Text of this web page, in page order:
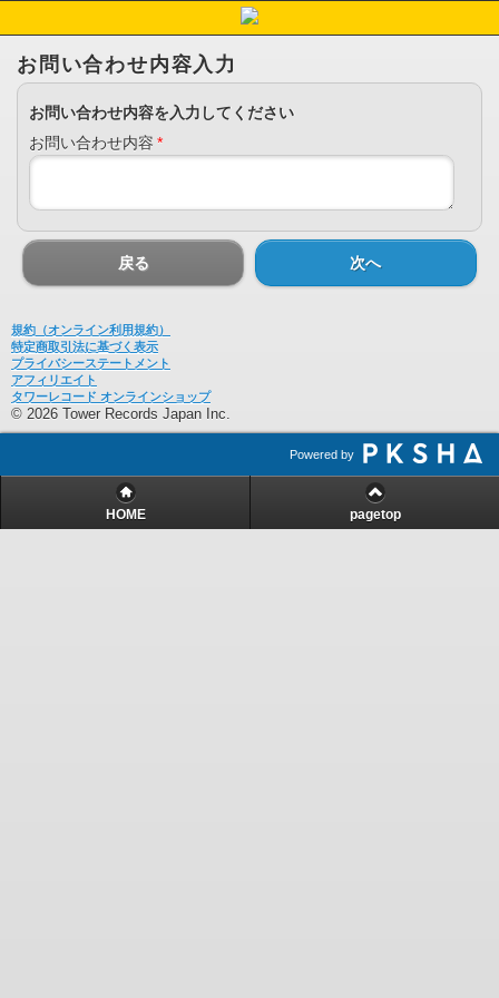
お問い合わせ内容入力
お問い合わせ内容を入力してください
お問い合わせ内容 *
戻る 次へ
規約（オンライン利用規約）
特定商取引法に基づく表示
プライバシーステートメント
アフィリエイト
タワーレコード オンラインショップ
© 2026 Tower Records Japan Inc.
Powered by
HOME pagetop